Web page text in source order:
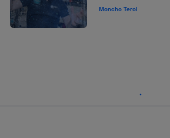
Moncho Terol